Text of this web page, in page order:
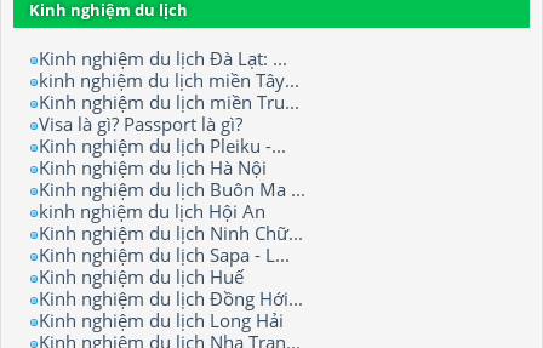
Kinh nghiệm du lịch
Kinh nghiệm du lịch Đà Lạt: ...
kinh nghiệm du lịch miền Tây...
Kinh nghiệm du lịch miền Tru...
Visa là gì? Passport là gì?
Kinh nghiệm du lịch Pleiku -...
Kinh nghiệm du lịch Hà Nội
Kinh nghiệm du lịch Buôn Ma ...
kinh nghiệm du lịch Hội An
Kinh nghiệm du lịch Ninh Chữ...
Kinh nghiệm du lịch Sapa - L...
Kinh nghiệm du lịch Huế
Kinh nghiệm du lịch Đồng Hới...
Kinh nghiệm du lịch Long Hải
Kinh nghiệm du lịch Nha Tran...